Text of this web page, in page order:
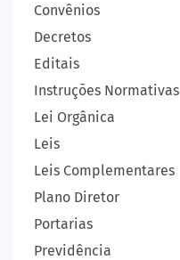
Convênios
Decretos
Editais
Instruções Normativas
Lei Orgânica
Leis
Leis Complementares
Plano Diretor
Portarias
Previdência